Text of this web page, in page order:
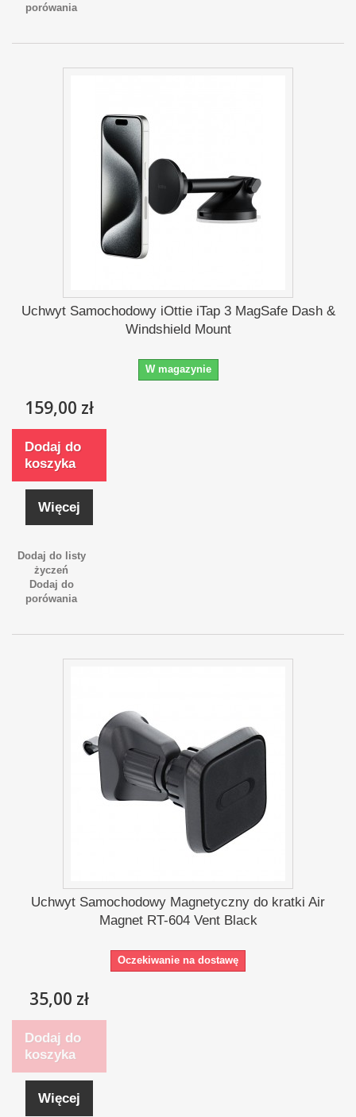
porówania
Uchwyt Samochodowy iOttie iTap 3 MagSafe Dash &
Windshield Mount
W magazynie
159,00 zł
Dodaj do
koszyka
Więcej
Dodaj do listy
życzeń
Dodaj do
porówania
Uchwyt Samochodowy Magnetyczny do kratki Air
Magnet RT-604 Vent Black
Oczekiwanie na dostawę
35,00 zł
Dodaj do
koszyka
Więcej